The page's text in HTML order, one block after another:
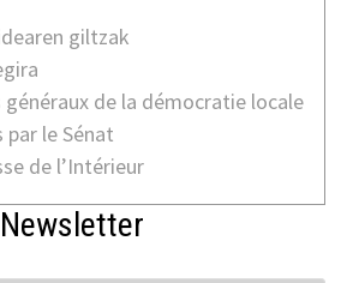
giltzak
généraux de la démocratie locale
par le Sénat
de l’Intérieur
Newsletter